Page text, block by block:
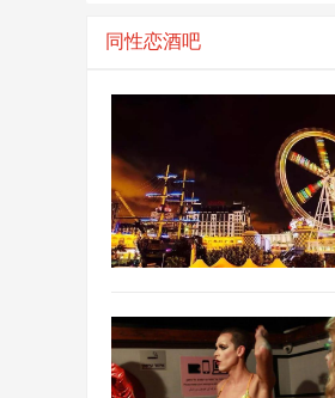
同性恋酒吧